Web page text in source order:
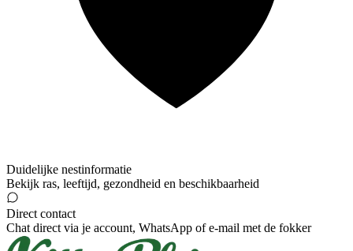
Duidelijke nestinformatie
Bekijk ras, leeftijd, gezondheid en beschikbaarheid
Direct contact
Chat direct via je account, WhatsApp of e-mail met de fokker